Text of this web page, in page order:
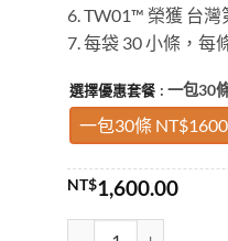
6. TW01™ 榮獲 台
7. 每袋 30 小條，每
選擇優惠套餐 : 一包30
一包30條 NT$1600
NT$1,600.00